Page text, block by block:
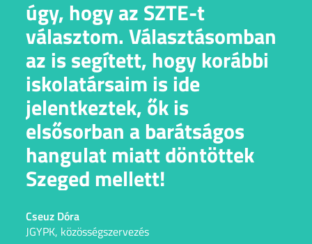
úgy, hogy az SZTE-t
választom. Választásomban
az is segített, hogy korábbi
iskolatársaim is ide
jelentkeztek, ők is
elsősorban a barátságos
hangulat miatt döntöttek
Szeged mellett!
Cseuz Dóra
JGYPK, közösségszervezés